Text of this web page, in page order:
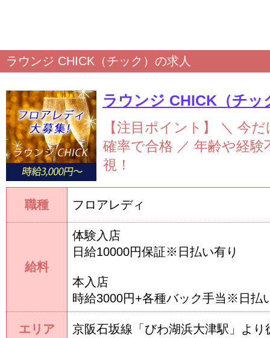
ラウンジ CHICK（チック）の求人
ラウンジ CHICK（チッ
職種 フロアレディ
給料
体験入店
日給10000円保証※日払い有り
本入店
時給3000円+各種バック手当※日払
エリア 京阪石坂線「びわ湖浜大津駅」より
【注目ポイント】
＼ 今
確率で合格 ／ 年齢や経験
視！